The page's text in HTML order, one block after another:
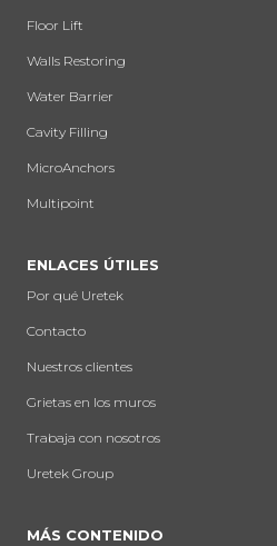
Floor Lift
Walls Restoring
Water Barrier
Cavity Filling
MicroAnchors
Multipoint
ENLACES ÚTILES
Por qué Uretek
Contacto
Nuestros clientes
Grietas en los muros
Trabaja con nosotros
Uretek Group
MÁS CONTENIDO